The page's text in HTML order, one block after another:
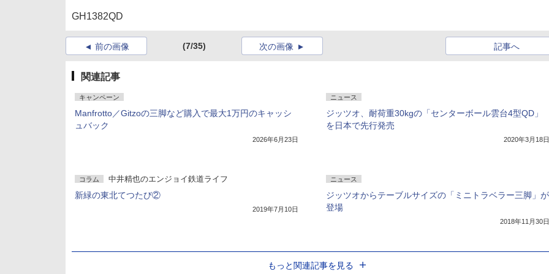
GH1382QD
前の画像 (7/35) 記事へ
次の画像
関連記事
キャンペーン
Manfrotto／Gitzoの三脚など購入で最大1万円のキャッシ
ュバック
2026年6月23日
ニュース
ジッツオ、耐荷重30kgの「センターボール雲台4型QD」
を日本で先行発売
2020年3月18日
コラム 中井精也のエンジョイ鉄道ライフ
新緑の東北てつたび②
2019年7月10日
ニュース
ジッツオからテーブルサイズの「ミニトラベラー三脚」が
登場
2018年11月30日
もっと関連記事を見る